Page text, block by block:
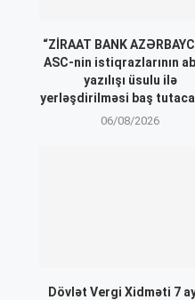
“ZİRAAT BANK
ASC-nin istiqrazlarının
yazılışı üsulu ilə
yerləşdirilməsi baş
06/08/2026
Dövlət Vergi Xidməti 7